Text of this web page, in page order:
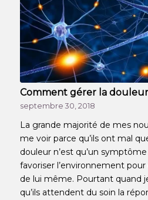
Comment gérer la
septembre 30, 2018
La grande majorité de mes
me voir parce qu’ils ont mal
douleur n’est qu’un
favoriser l’environnement
de lui même. Pourtant quand
qu’ils attendent du soin la